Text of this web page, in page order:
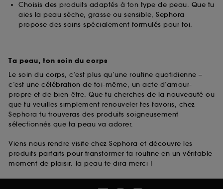
Choisis des produits adaptés à ton type de peau. Que tu
aies la peau sèche, grasse ou sensible, Sephora
propose des soins spécialement formulés pour toi.
Ta peau, ton soin du corps
Le soin du corps, c’est plus qu’une routine quotidienne –
c’est une célébration de toi-même, un acte d’amour-
propre et de bien-être. Que tu cherches de la nouveauté ou
que tu veuilles simplement renouveler tes favoris, chez
Sephora tu trouveras des produits soigneusement
sélectionnés que ta peau va adorer.
Viens nous rendre visite chez Sephora et découvre les
produits parfaits pour transformer ta routine en un véritable
moment de plaisir. Ta peau te dira merci !